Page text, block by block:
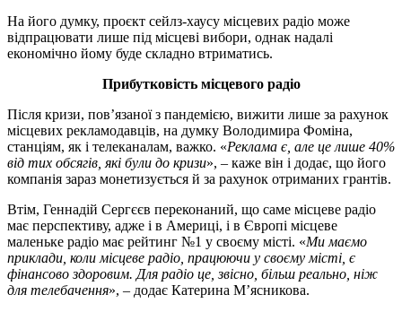
На його думку, проєкт сейлз-хаусу місцевих радіо може
відпрацювати лише під місцеві вибори, однак надалі
економічно йому буде складно втриматись.
Прибутковість місцевого радіо
Після кризи, пов’язаної з пандемією, вижити лише за рахунок
місцевих рекламодавців, на думку Володимира Фоміна,
станціям, як і телеканалам, важко. «Реклама є, але це лише 40%
від тих обсягів, які були до кризи», – каже він і додає, що його
компанія зараз монетизується й за рахунок отриманих грантів.
Втім, Геннадій Сергєєв переконаний, що саме місцеве радіо
має перспективу, адже і в Америці, і в Європі місцеве
маленьке радіо має рейтинг №1 у своєму місті. «Ми маємо
приклади, коли місцеве радіо, працюючи у своєму місті, є
фінансово здоровим. Для радіо це, звісно, більш реально, ніж
для телебачення», – додає Катерина М’ясникова.